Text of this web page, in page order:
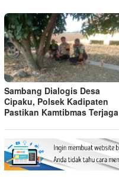
Sambang Dialogis Desa
Cipaku, Polsek Kadipaten
Pastikan Kamtibmas Terjaga